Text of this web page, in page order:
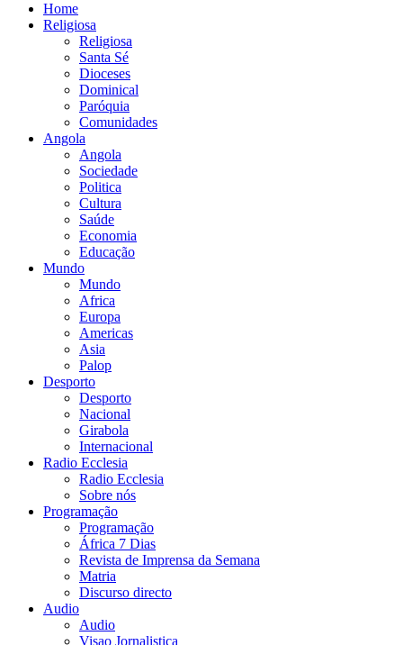
Home
Religiosa
Religiosa
Santa Sé
Dioceses
Dominical
Paróquia
Comunidades
Angola
Angola
Sociedade
Politica
Cultura
Saúde
Economia
Educação
Mundo
Mundo
Africa
Europa
Americas
Asia
Palop
Desporto
Desporto
Nacional
Girabola
Internacional
Radio Ecclesia
Radio Ecclesia
Sobre nós
Programação
Programação
África 7 Dias
Revista de Imprensa da Semana
Matria
Discurso directo
Audio
Audio
Visao Jornalistica